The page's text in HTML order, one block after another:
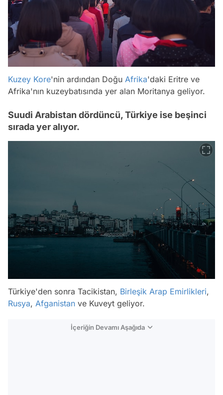
Kuzey Kore'nin ardından Doğu Afrika'daki Eritre ve
Afrika'nın kuzeybatısında yer alan Moritanya geliyor.
Suudi Arabistan dördüncü, Türkiye ise beşinci
sırada yer alıyor.
Türkiye'den sonra Tacikistan, Birleşik Arap Emirlikleri,
Rusya, Afganistan ve Kuveyt geliyor.
İçeriğin Devamı Aşağıda